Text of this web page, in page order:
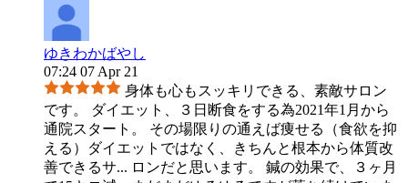
ゆきわかばやし
07:24 07 Apr 21
身体も心もスッキリできる、素敵サロン
です。 ダイエット、３日断食をする為2021年1月から
通院スタート。 その場限りの通えば痩せる（食欲を抑
える）ダイエットではなく、きちんと根本から体質改
善できるサ... ロンだと思います。 鍼の効果で、３ヶ月